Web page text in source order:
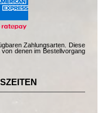
Zahlungsarten. Diese
denen im Bestellvorgang